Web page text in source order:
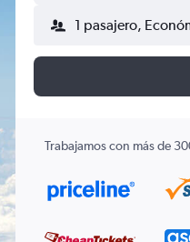
1 pasajero,
Trabajamos con más de